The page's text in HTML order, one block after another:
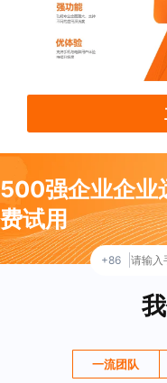
500强企业企业
费试用
+86
一流团队